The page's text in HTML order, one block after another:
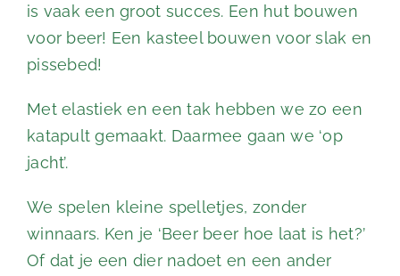
is vaak een groot succes. Een hut bouwen
voor beer! Een kasteel bouwen voor slak en
pissebed!
Met elastiek en een tak hebben we zo een
katapult gemaakt. Daarmee gaan we ‘op
jacht’.
We spelen kleine spelletjes, zonder
winnaars. Ken je ‘Beer beer hoe laat is het?’
Of dat je een dier nadoet en een ander